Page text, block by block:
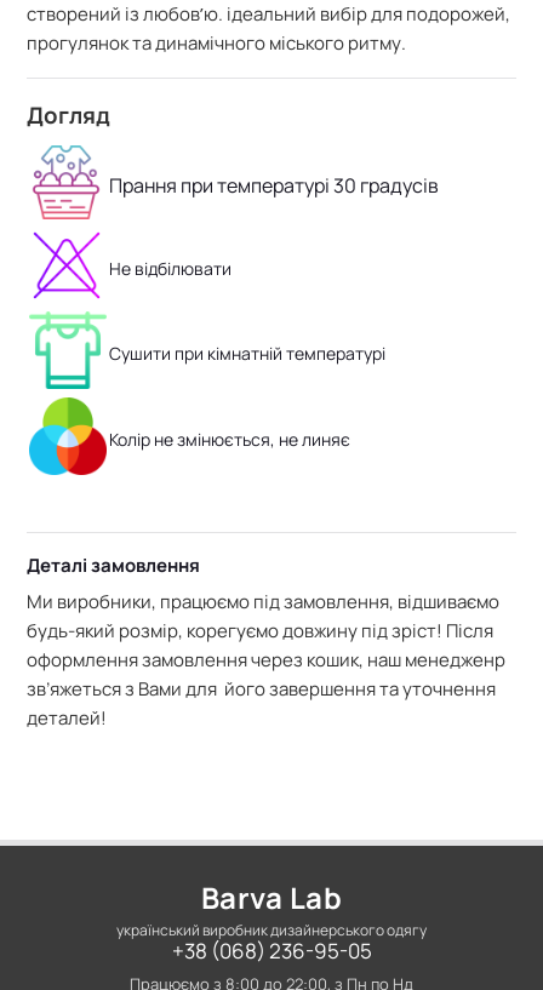
створений із любовʼю. ідеальний вибір для подорожей,
прогулянок та динамічного міського ритму.
Догляд
Прання при температурі 30 градусів
Не відбілювати
Сушити при кімнатній температурі
Колір не змінюється, не линяє
Деталі замовлення
Ми виробники, працюємо під замовлення, відшиваємо
будь-який розмір, корегуємо довжину під зріст! Після
оформлення замовлення через кошик, наш менедженр
зв’яжеться з Вами для його завершення та уточнення
деталей!
Barva Lab
український виробник дизайнерського одягу
+38 (068) 236-95-05
Працюємо з 8:00 до 22:00, з Пн по Нд